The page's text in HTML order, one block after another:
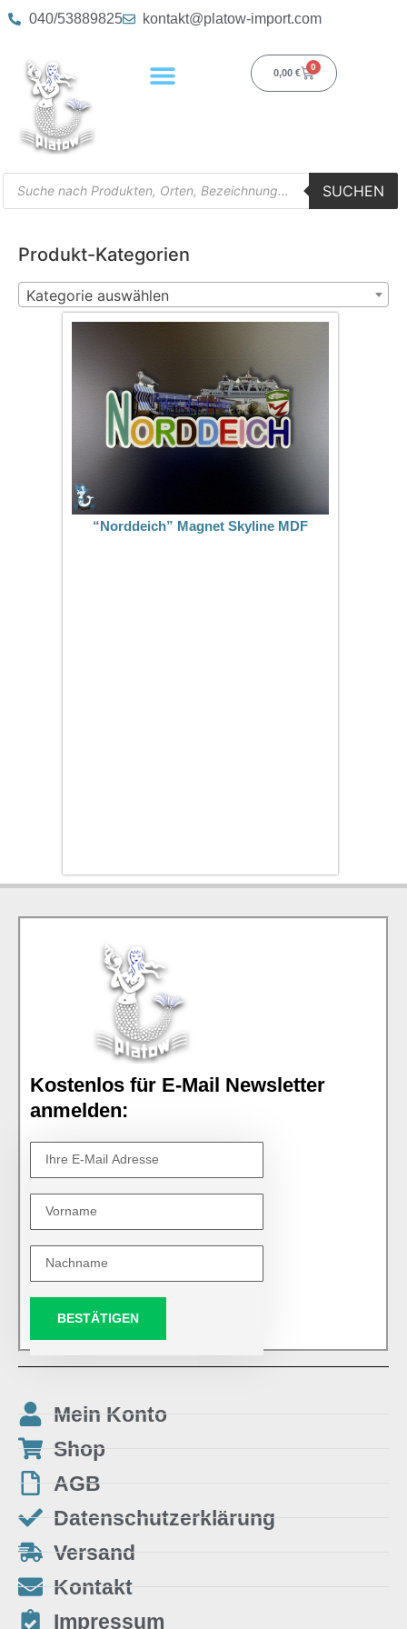
040/53889825 kontakt@platow-import.com
0,00 €
0
SUCHEN
Produkt-Kategorien
Kategorie auswählen
“Norddeich” Magnet Skyline MDF
Kostenlos für E-Mail Newsletter
anmelden:
BESTÄTIGEN
Mein Konto
Shop
AGB
Datenschutzerklärung
Versand
Kontakt
Impressum